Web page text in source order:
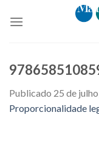
Publicado 25 de
Proporcionalidade